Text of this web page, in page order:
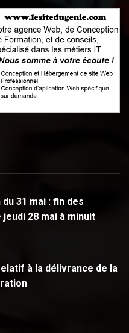
31 mai : fin des
28 mai à minuit
à la délivrance de la